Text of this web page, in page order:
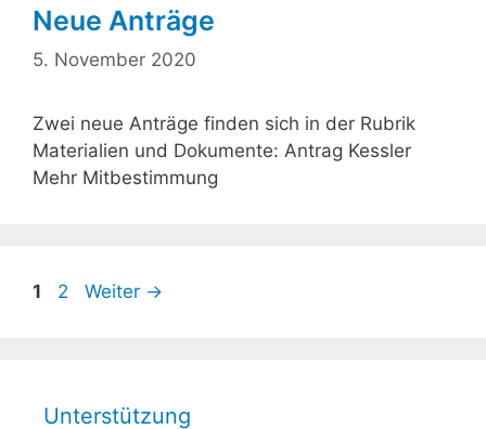
Neue Anträge
5. November 2020
Zwei neue Anträge finden sich in der Rubrik
Materialien und Dokumente: Antrag Kessler
Mehr Mitbestimmung
Seite
1 Seite
2 Weiter →
Unterstützung